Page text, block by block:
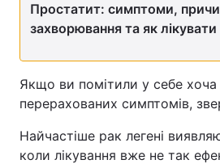
Простатит: симптоми,
захворювання та як лікувати
Якщо ви помітили у себе
перерахованих симптомів,
Найчастіше рак легені
коли лікування вже не так